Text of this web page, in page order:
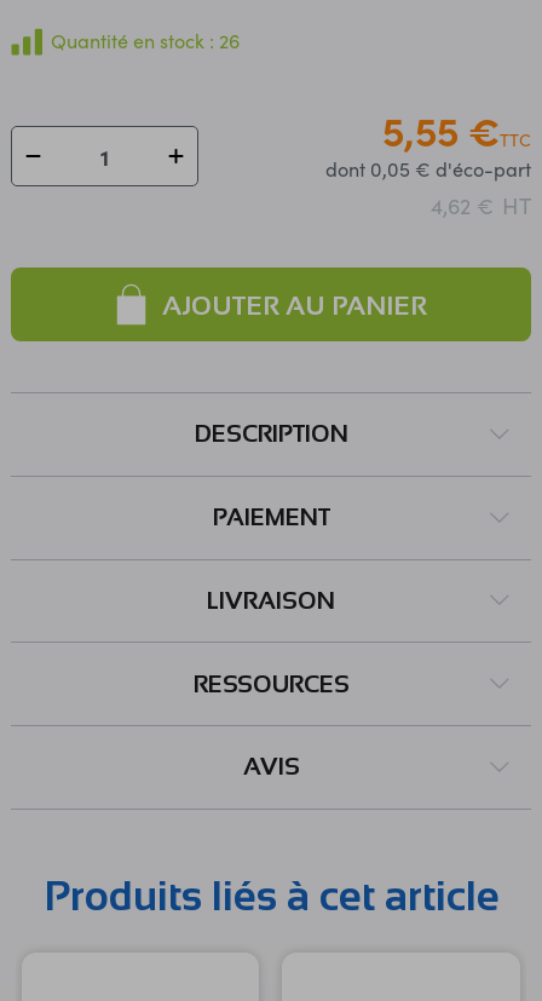
Quantité en stock : 26
5,55 €TTC
dont 0,05 € d'éco-part
4,62 € HT
AJOUTER AU PANIER
DESCRIPTION
PAIEMENT
LIVRAISON
RESSOURCES
AVIS
Produits liés à cet article